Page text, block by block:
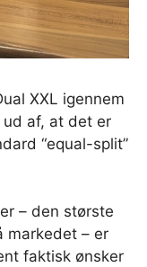
XXL igennem
af, at det er
“equal-split”
– den største
markedet – er
faktisk ønsker